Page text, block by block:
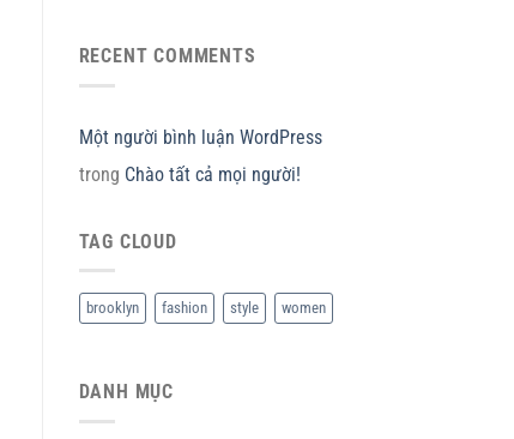
RECENT COMMENTS
Một người bình luận WordPress
trong Chào tất cả mọi người!
TAG CLOUD
brooklyn fashion style women
DANH MỤC